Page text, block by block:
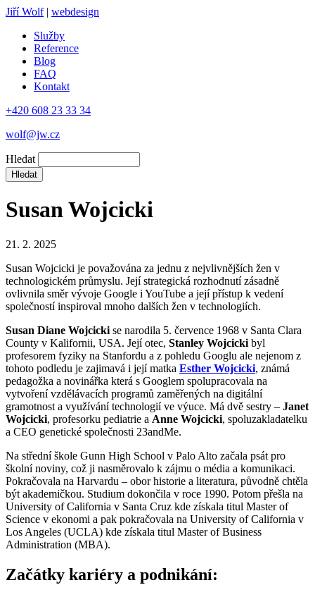
Jiří Wolf | webdesign
Služby
Reference
Blog
FAQ
Kontakt
+420 608 23 33 34
wolf@jw.cz
Hledat
Susan Wojcicki
21. 2. 2025
Susan Wojcicki je považována za jednu z nejvlivnějších žen v
technologickém průmyslu. Její strategická rozhodnutí zásadně
ovlivnila směr vývoje Google i YouTube a její přístup k vedení
společností inspiroval mnoho dalších žen v technologiích.
Susan Diane Wojcicki se narodila 5. července 1968 v Santa Clara
County v Kalifornii, USA. Její otec, Stanley Wojcicki byl
profesorem fyziky na Stanfordu a z pohledu Googlu ale nejenom z
tohoto podledu je zajimavá i její matka Esther Wojcicki, známá
pedagožka a novinářka která s Googlem spolupracovala na
vytvoření vzdělávacích programů zaměřených na digitální
gramotnost a využívání technologií ve výuce. Má dvě sestry – Janet
Wojcicki, profesorku pediatrie a Anne Wojcicki, spoluzakladatelku
a CEO genetické společnosti 23andMe.
Na střední škole Gunn High School v Palo Alto začala psát pro
školní noviny, což ji nasměrovalo k zájmu o média a komunikaci.
Pokračovala na Harvardu – obor historie a literatura, původně chtěla
být akademičkou. Studium dokončila v roce 1990. Potom přešla na
University of California v Santa Cruz kde získala titul Master of
Science v ekonomi a pak pokračovala na University of California v
Los Angeles (UCLA) kde získala titul Master of Business
Administration (MBA).
Začátky kariéry a podnikání: